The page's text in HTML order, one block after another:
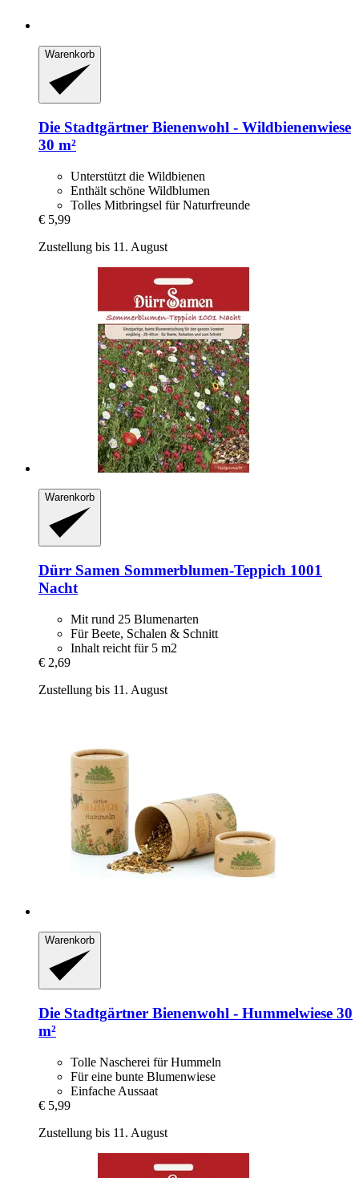
Warenkorb
Die Stadtgärtner Bienenwohl -​ Wildbienenwiese
30 m²
Unterstützt die Wildbienen
Enthält schöne Wildblumen
Tolles Mitbringsel für Naturfreunde
€ 5,99
Zustellung bis 11. August
Warenkorb
Dürr Samen Sommerblumen-​Teppich 1001
Nacht
Mit rund 25 Blumenarten
Für Beete, Schalen & Schnitt
Inhalt reicht für 5 m2
€ 2,69
Zustellung bis 11. August
Warenkorb
Die Stadtgärtner Bienenwohl -​ Hummelwiese 30
m²
Tolle Nascherei für Hummeln
Für eine bunte Blumenwiese
Einfache Aussaat
€ 5,99
Zustellung bis 11. August